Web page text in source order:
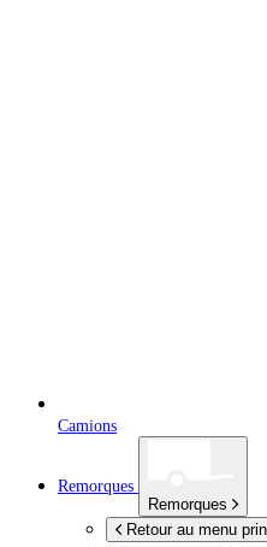
Camions
Remorques
Remorques
Retour au menu